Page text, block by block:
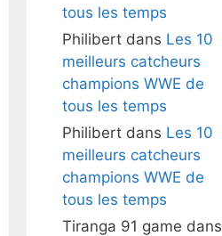
tous les temps
Philibert dans Les 10
meilleurs catcheurs
champions WWE de
tous les temps
Philibert dans Les 10
meilleurs catcheurs
champions WWE de
tous les temps
Tiranga 91 game dans